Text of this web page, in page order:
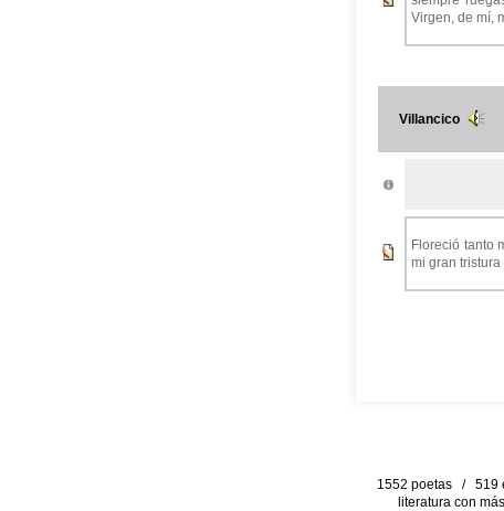
Virgen, de mí,
Villancico
Floreció tanto
mi gran
1552 poetas / 519
literatura con